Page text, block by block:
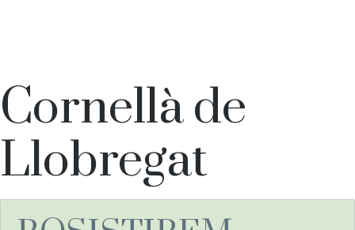
Ubicació
del
lloc
Cornellà de
Llobregat